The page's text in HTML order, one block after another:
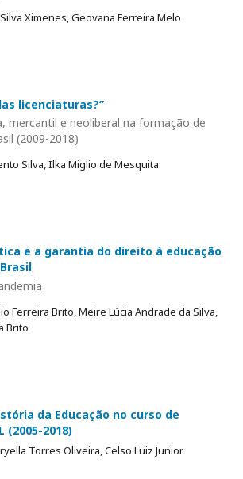
Ximenes, Geovana Ferreira Melo
licenciaturas?”
mercantil e neoliberal na formação de
(2009-2018)
Silva, Ilka Miglio de Mesquita
e a garantia do direito à educação
Ferreira Brito, Meire Lúcia Andrade da Silva,
Brito
da Educação no curso de
(2005-2018)
Torres Oliveira, Celso Luiz Junior